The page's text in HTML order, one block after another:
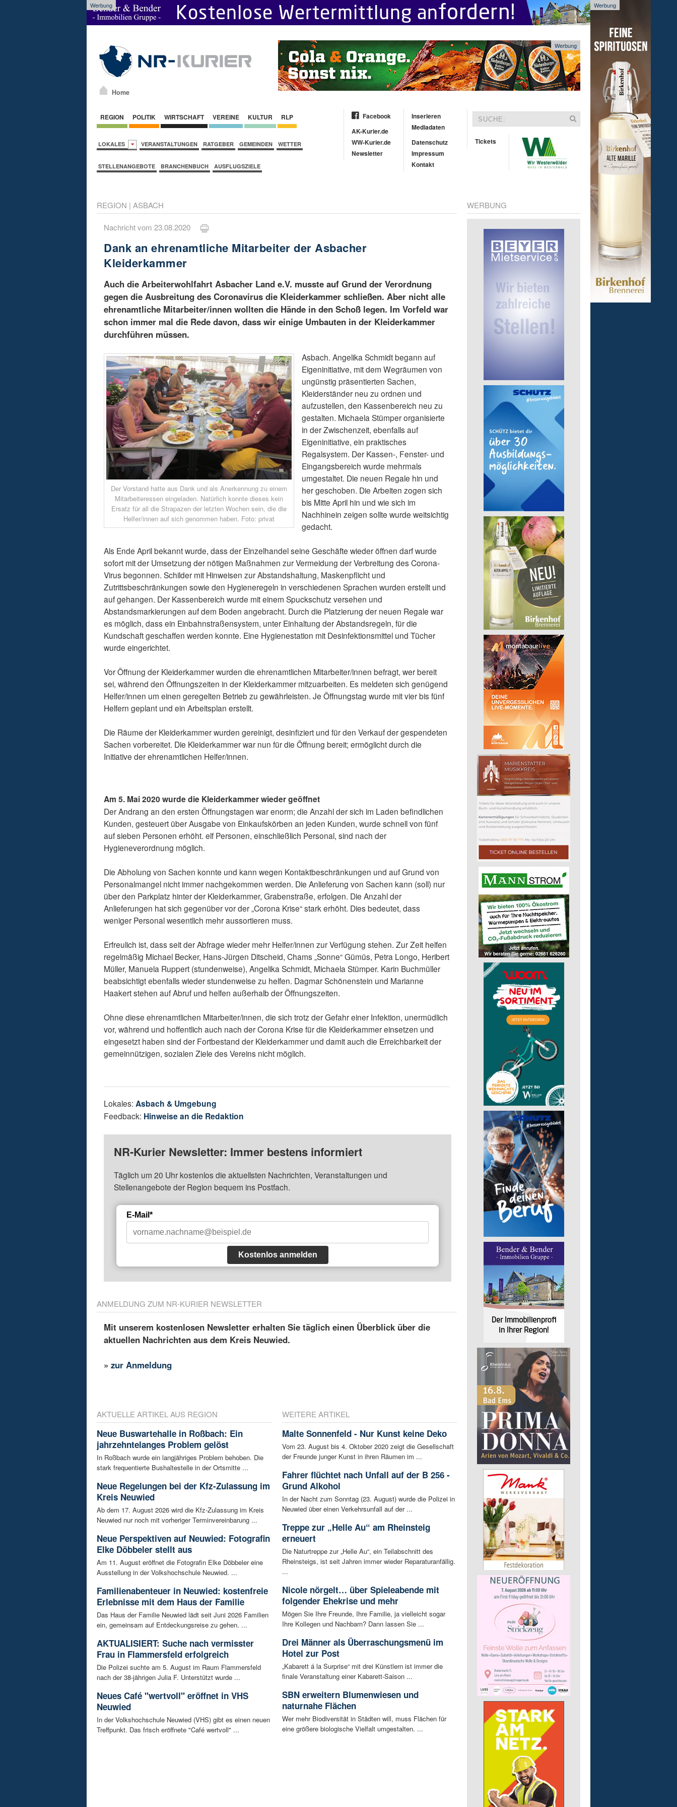
Werbung Werbung
Home
Werbung
REGION POLITIK WIRTSCHAFT VEREINE KULTUR RLP
LOKALES VERANSTALTUNGEN RATGEBER GEMEINDEN WETTER
STELLENANGEBOTE BRANCHENBUCH AUSFLUGSZIELE
Facebook
AK-Kurier.de
WW-Kurier.de
Newsletter
Inserieren
Mediadaten
Datenschutz
Impressum
Kontakt
Tickets
REGION | ASBACH
Nachricht vom 23.08.2020
Dank an ehrenamtliche Mitarbeiter der Asbacher
Kleiderkammer
Auch die Arbeiterwohlfahrt Asbacher Land e.V. musste auf Grund der Verordnung
gegen die Ausbreitung des Coronavirus die Kleiderkammer schließen. Aber nicht alle
ehrenamtliche Mitarbeiter/innen wollten die Hände in den Schoß legen. Im Vorfeld war
schon immer mal die Rede davon, dass wir einige Umbauten in der Kleiderkammer
durchführen müssen.
Der Vorstand hatte aus Dank und als Anerkennung zu einem
Mitarbeiteressen eingeladen. Natürlich konnte dieses kein
Ersatz für all die Strapazen der letzten Wochen sein, die die
Helfer/innen auf sich genommen haben. Foto: privat
Asbach. Angelika Schmidt begann auf
Eigeninitiative, mit dem Wegräumen von
ungünstig präsentierten Sachen,
Kleiderständer neu zu ordnen und
aufzustellen, den Kassenbereich neu zu
gestalten. Michaela Stümper organisierte
in der Zwischenzeit, ebenfalls auf
Eigeninitiative, ein praktisches
Regalsystem. Der Kassen-, Fenster- und
Eingangsbereich wurde mehrmals
umgestaltet. Die neuen Regale hin und
her geschoben. Die Arbeiten zogen sich
bis Mitte April hin und wie sich im
Nachhinein zeigen sollte wurde weitsichtig
gedacht.
Als Ende April bekannt wurde, dass der Einzelhandel seine Geschäfte wieder öffnen darf wurde
sofort mit der Umsetzung der nötigen Maßnahmen zur Vermeidung der Verbreitung des Corona-
Virus begonnen. Schilder mit Hinweisen zur Abstandshaltung, Maskenpflicht und
Zutrittsbeschränkungen sowie den Hygieneregeln in verschiedenen Sprachen wurden erstellt und
auf gehangen. Der Kassenbereich wurde mit einem Spuckschutz versehen und
Abstandsmarkierungen auf dem Boden angebracht. Durch die Platzierung der neuen Regale war
es möglich, dass ein Einbahnstraßensystem, unter Einhaltung der Abstandsregeln, für die
Kundschaft geschaffen werden konnte. Eine Hygienestation mit Desinfektionsmittel und Tücher
wurde eingerichtet.
Vor Öffnung der Kleiderkammer wurden die ehrenamtlichen Mitarbeiter/innen befragt, wer bereit
sei, während den Öffnungszeiten in der Kleiderkammer mitzuarbeiten. Es meldeten sich genügend
Helfer/innen um einen geregelten Betrieb zu gewährleisten. Je Öffnungstag wurde mit vier bis fünf
Helfern geplant und ein Arbeitsplan erstellt.
Die Räume der Kleiderkammer wurden gereinigt, desinfiziert und für den Verkauf der gespendeten
Sachen vorbereitet. Die Kleiderkammer war nun für die Öffnung bereit; ermöglicht durch die
Initiative der ehrenamtlichen Helfer/innen.
Am 5. Mai 2020 wurde die Kleiderkammer wieder geöffnet
Der Andrang an den ersten Öffnungstagen war enorm; die Anzahl der sich im Laden befindlichen
Kunden, gesteuert über Ausgabe von Einkaufskörben an jeden Kunden, wurde schnell von fünf
auf sieben Personen erhöht. elf Personen, einschließlich Personal, sind nach der
Hygieneverordnung möglich.
Die Abholung von Sachen konnte und kann wegen Kontaktbeschränkungen und auf Grund von
Personalmangel nicht immer nachgekommen werden. Die Anlieferung von Sachen kann (soll) nur
über den Parkplatz hinter der Kleiderkammer, Grabenstraße, erfolgen. Die Anzahl der
Anlieferungen hat sich gegenüber vor der „Corona Krise“ stark erhöht. Dies bedeutet, dass
weniger Personal wesentlich mehr aussortieren muss.
Erfreulich ist, dass seit der Abfrage wieder mehr Helfer/innen zur Verfügung stehen. Zur Zeit helfen
regelmäßig Michael Becker, Hans-Jürgen Ditscheid, Chams „Sonne“ Gümüs, Petra Longo, Heribert
Müller, Manuela Ruppert (stundenweise), Angelika Schmidt, Michaela Stümper. Karin Buchmüller
beabsichtigt ebenfalls wieder stundenweise zu helfen. Dagmar Schönenstein und Marianne
Haakert stehen auf Abruf und helfen außerhalb der Öffnungszeiten.
Ohne diese ehrenamtlichen Mitarbeiter/innen, die sich trotz der Gefahr einer Infektion, unermüdlich
vor, während und hoffentlich auch nach der Corona Krise für die Kleiderkammer einsetzen und
eingesetzt haben sind der Fortbestand der Kleiderkammer und damit auch die Erreichbarkeit der
gemeinnützigen, sozialen Ziele des Vereins nicht möglich.
Lokales:Asbach & Umgebung
Feedback: Hinweise an die Redaktion
NR-Kurier Newsletter: Immer bestens informiert
Täglich um 20 Uhr kostenlos die aktuellsten Nachrichten, Veranstaltungen und
Stellenangebote der Region bequem ins Postfach.
E-Mail*
Kostenlos anmelden
ANMELDUNG ZUM NR-KURIER NEWSLETTER
Mit unserem kostenlosen Newsletter erhalten Sie täglich einen Überblick über die
aktuellen Nachrichten aus dem Kreis Neuwied.
»zur Anmeldung
AKTUELLE ARTIKEL AUS REGION
Neue Buswartehalle in Roßbach: Ein
jahrzehntelanges Problem gelöst
In Roßbach wurde ein langjähriges Problem behoben. Die
stark frequentierte Bushaltestelle in der Ortsmitte ...
Neue Regelungen bei der Kfz-Zulassung im
Kreis Neuwied
Ab dem 17. August 2026 wird die Kfz-Zulassung im Kreis
Neuwied nur noch mit vorheriger Terminvereinbarung ...
Neue Perspektiven auf Neuwied: Fotografin
Elke Döbbeler stellt aus
Am 11. August eröffnet die Fotografin Elke Döbbeler eine
Ausstellung in der Volkshochschule Neuwied. ...
Familienabenteuer in Neuwied: kostenfreie
Erlebnisse mit dem Haus der Familie
Das Haus der Familie Neuwied lädt seit Juni 2026 Familien
ein, gemeinsam auf Entdeckungsreise zu gehen. ...
AKTUALISIERT: Suche nach vermisster
Frau in Flammersfeld erfolgreich
Die Polizei suchte am 5. August im Raum Flammersfeld
nach der 38-jährigen Julia F. Unterstützt wurde ...
Neues Café "wertvoll" eröffnet in VHS
Neuwied
In der Volkshochschule Neuwied (VHS) gibt es einen neuen
Treffpunkt. Das frisch eröffnete "Café wertvoll" ...
WEITERE ARTIKEL
Malte Sonnenfeld - Nur Kunst keine Deko
Vom 23. August bis 4. Oktober 2020 zeigt die Gesellschaft
der Freunde junger Kunst in ihren Räumen im ...
Fahrer flüchtet nach Unfall auf der B 256 -
Grund Alkohol
In der Nacht zum Sonntag (23. August) wurde die Polizei in
Neuwied über einen Verkehrsunfall auf der ...
Treppe zur „Helle Au“ am Rheinsteig
erneuert
Die Naturtreppe zur „Helle Au“, ein Teilabschnitt des
Rheinsteigs, ist seit Jahren immer wieder Reparaturanfällig.
...
Nicole nörgelt… über Spieleabende mit
folgender Ehekrise und mehr
Mögen Sie Ihre Freunde, Ihre Familie, ja vielleicht sogar
Ihre Kollegen und Nachbarn? Dann lassen Sie ...
Drei Männer als Überraschungsmenü im
Hotel zur Post
„Kabarett á la Surprise“ mit drei Künstlern ist immer die
finale Veranstaltung einer Kabarett-Saison ...
SBN erweitern Blumenwiesen und
naturnahe Flächen
Wer mehr Biodiversität in Städten will, muss Flächen für
eine größere biologische Vielfalt umgestalten. ...
WERBUNG